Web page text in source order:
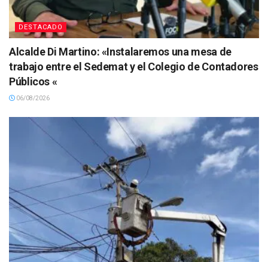
DESTACADO
Alcalde Di Martino: «Instalaremos una mesa de
trabajo entre el Sedemat y el Colegio de Contadores
Públicos «
06/08/2026